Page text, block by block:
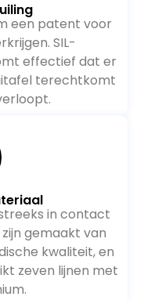
een ​​patent voor
SIL-
effectief dat er
terechtkomt
in contact
gemaakt van
kwaliteit, en
zeven lijnen met